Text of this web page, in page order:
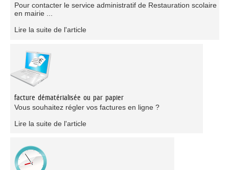
Pour contacter le service administratif de Restauration scolaire
en mairie ...
Lire la suite de l'article
facture dématérialisée ou par papier
Vous souhaitez régler vos factures en ligne ?
Lire la suite de l'article